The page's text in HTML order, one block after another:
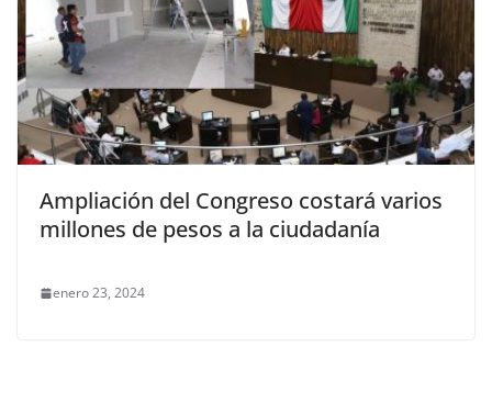
Ampliación del Congreso costará varios
millones de pesos a la ciudadanía
enero 23, 2024